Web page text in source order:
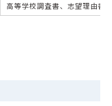
高等学校調査書、志望理由書